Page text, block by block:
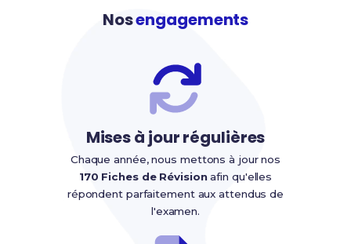
Nosengagements
Mises à jour régulières
Chaque année, nous mettons à jour nos
170 Fiches de Révisionafin qu'elles
répondent parfaitement aux attendus de
l'examen.